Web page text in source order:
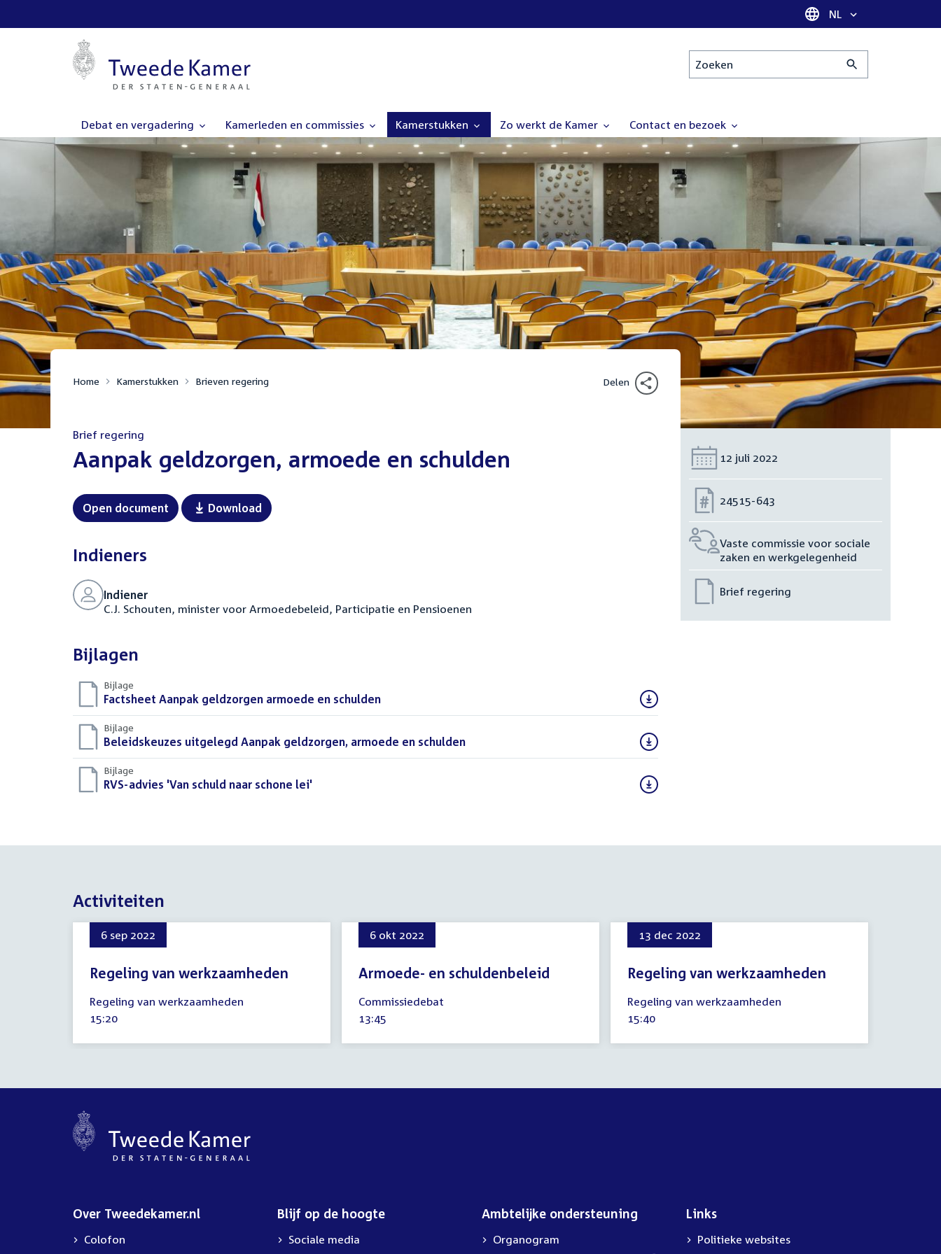
Taal selectie
NL
Zoeken
Debat en vergadering Kamerleden en commissies Kamerstukken Zo werkt de Kamer Contact en bezoek
Home Kamerstukken Brieven regering Delen
Brief regering
Aanpak geldzorgen, armoede en schulden
Open document Download
Indieners
Indiener
C.J. Schouten, minister voor Armoedebeleid, Participatie en Pensioenen
Bijlagen
Bijlage
Download
bestand:
Factsheet Aanpak geldzorgen armoede en schulden
Bijlage
Download
bestand:
Beleidskeuzes uitgelegd Aanpak geldzorgen, armoede en schulden
Bijlage
Download
RVS-advies 'Van schuld naar schone lei'
Datum:
12 juli 2022
Nummer:
24515-643
Vaste commissie voor sociale
zaken en werkgelegenheid
Brief regering
Activiteiten
6 sep 2022
Regeling van werkzaamheden
september
2022
Regeling van werkzaamheden
Tijd
15:20
6 okt 2022
Armoede- en schuldenbeleid
oktober
2022
Commissiedebat
Tijd
13:45
13 dec 2022
Regeling van werkzaamheden
december
2022
Regeling van werkzaamheden
Tijd
15:40
Over Tweedekamer.nl
Colofon
Blijf op de hoogte
Sociale media
Ambtelijke ondersteuning
Organogram
Links
Politieke websites